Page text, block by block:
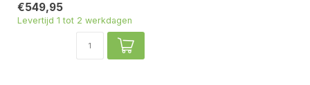
€549,95
Levertijd 1 tot 2 werkdagen